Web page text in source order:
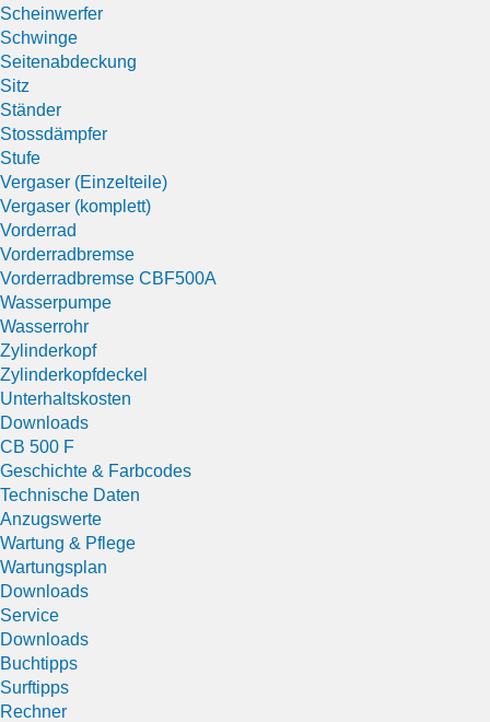
Scheinwerfer
Schwinge
Seitenabdeckung
Sitz
Ständer
Stossdämpfer
Stufe
Vergaser (Einzelteile)
Vergaser (komplett)
Vorderrad
Vorderradbremse
Vorderradbremse CBF500A
Wasserpumpe
Wasserrohr
Zylinderkopf
Zylinderkopfdeckel
Unterhaltskosten
Downloads
CB 500 F
Geschichte & Farbcodes
Technische Daten
Anzugswerte
Wartung & Pflege
Wartungsplan
Downloads
Service
Downloads
Buchtipps
Surftipps
Rechner